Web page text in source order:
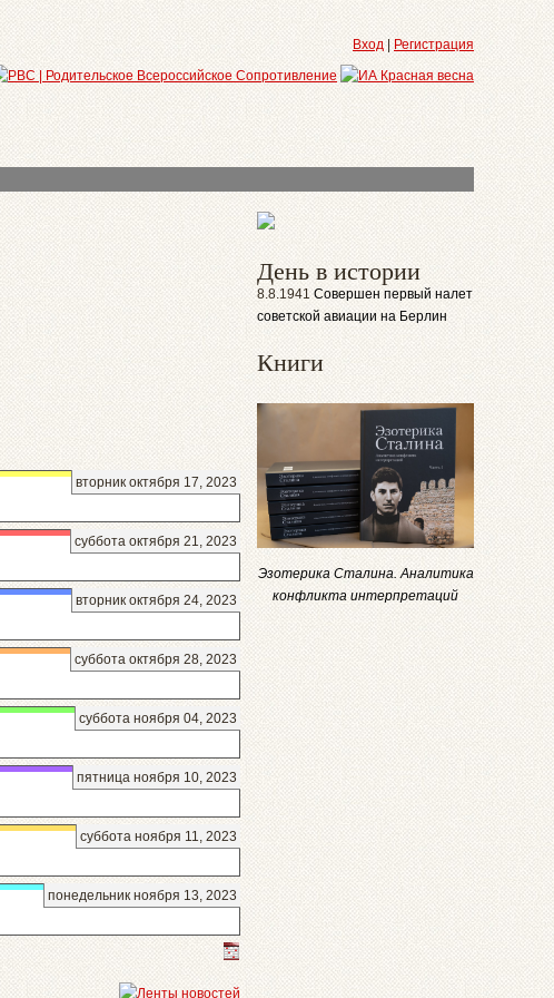
Вход Регистрация
вторник октября 17, 2023
суббота октября 21, 2023
вторник октября 24, 2023
суббота октября 28, 2023
суббота ноября 04, 2023
пятница ноября 10, 2023
суббота ноября 11, 2023
понедельник ноября 13, 2023
День в истории
8.8.1941 Совершен первый налет
советской авиации на Берлин
Книги
Эзотерика Сталина. Аналитика
конфликта интерпретаций